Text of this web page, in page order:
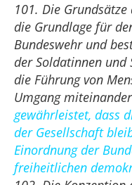
101. Die
die Grundlage für
Bundeswehr und
der Soldatinnen
die Führung von
Umgang
gewährleistet, dass
der Gesellschaft
Einordnung der
freiheitlichen